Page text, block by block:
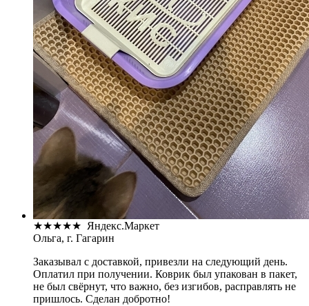
★★★★★ Яндекс.Маркет
Ольга, г. Гагарин
Заказывал с доставкой, привезли на следующий день.
Оплатил при получении. Коврик был упакован в пакет,
не был свёрнут, что важно, без изгибов, расправлять не
пришлось. Сделан добротно!